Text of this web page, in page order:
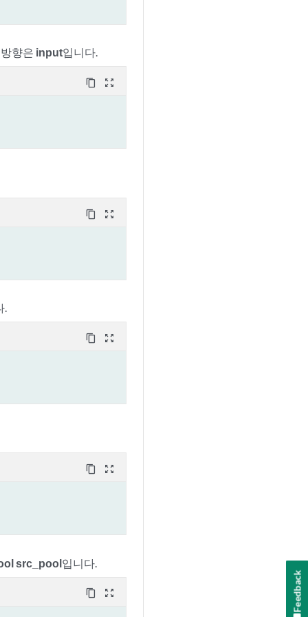
향은 input입니다.
content_copy zoom_out_map
content_copy zoom_out_map
.
content_copy zoom_out_map
content_copy zoom_out_map
src_pool입니다.
content_copy zoom_out_map Feedback